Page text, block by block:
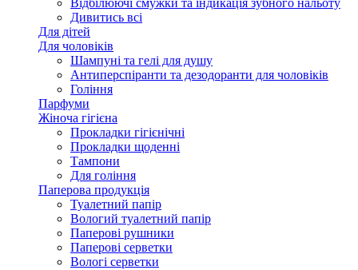
Відбілюючі смужки та індикація зубного нальоту
Дивитись всі
Для дітей
Для чоловіків
Шампуні та гелі для душу
Антиперспіранти та дезодоранти для чоловіків
Гоління
Парфуми
Жіноча гігієна
Прокладки гігієнічні
Прокладки щоденні
Тампони
Для гоління
Паперова продукція
Туалетний папір
Вологий туалетний папір
Паперові рушники
Паперові серветки
Вологі серветки